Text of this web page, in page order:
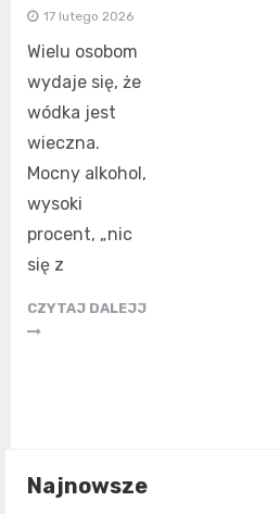
17 lutego 2026
Wielu osobom
wydaje się, że
wódka jest
wieczna.
Mocny alkohol,
wysoki
procent, „nic
się z
CZYTAJ DALEJJ
Najnowsze